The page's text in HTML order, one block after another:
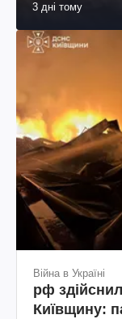
3 дні тому
Війна в Україні
рф
Київщину: